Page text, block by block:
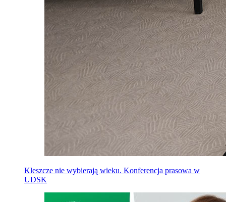
Kleszcze nie wybierają wieku. Konferencja prasowa w
UDSK